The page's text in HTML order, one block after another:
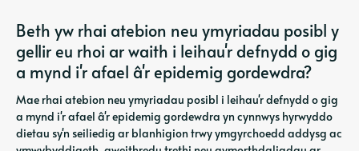
Beth yw rhai atebion neu ymyriadau posibl y
gellir eu rhoi ar waith i leihau'r defnydd o gig
a mynd i'r afael â'r epidemig gordewdra?
Mae rhai atebion neu ymyriadau posibl i leihau'r defnydd o gig
a mynd i'r afael â'r epidemig gordewdra yn cynnwys hyrwyddo
dietau sy'n seiliedig ar blanhigion trwy ymgyrchoedd addysg ac